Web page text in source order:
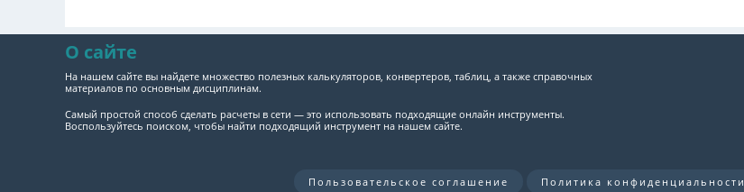
О сайте
На нашем сайте вы найдете множество полезных калькуляторов, конвертеров, таблиц, а также справочных
материалов по основным дисциплинам.
Самый простой способ сделать расчеты в сети — это использовать подходящие онлайн инструменты.
Воспользуйтесь поиском, чтобы найти подходящий инструмент на нашем сайте.
Пользовательское соглашение Политика конфиденциальности